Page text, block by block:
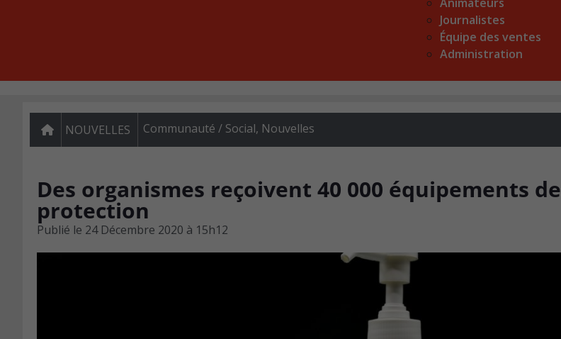
Journalistes
Équipe des ventes
Administration
NOUVELLES Communauté / Social, Nouvelles
Des organismes reçoivent 40 000 équipements de
protection
Publié le 24 Décembre 2020 à 15h12